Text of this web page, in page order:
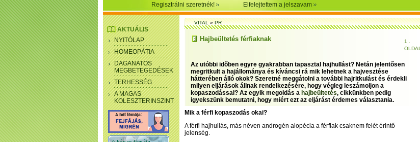
Regisztrálni szeretnék!
Elfelejtettem a jelszavam
AKTUÁLIS
NYITÓLAP
HOMEOPÁTIA
DAGANATOS
MEGBETEGEDÉSEK
TERHESSÉG
A MAGAS
KOLESZTERINSZINT
VITAL»PR
Hajbeültetés férfiaknak
1 .
OLDAL
Az utóbbi időben egyre gyakrabban tapasztal hajhullást? Netán jelentősen
megritkult a hajállománya és kíváncsi rá mik lehetnek a hajvesztése
hátterében álló okok? Szeretné meggátolni a további hajritkulást és érdekli
milyen eljárások állnak rendelkezésére, hogy végleg leszámoljon a
kopaszodással? Az egyik megoldás a hajbeültetés, cikkünkben pedig
igyekszünk bemutatni, hogy miért ezt az eljárást érdemes választania.
Mik a férfi kopaszodás okai?
A férfi hajhullás, más néven androgén alopécia a férfiak csaknem felét érintő
jelenség.